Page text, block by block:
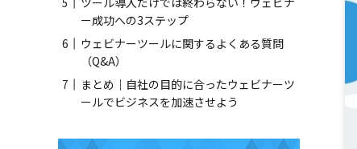
ー成功への3ステップ
ウェビナーツールに関するよくある質問
（Q&A）
まとめ｜自社の目的に合ったウェビナーツ
ールでビジネスを加速させよう